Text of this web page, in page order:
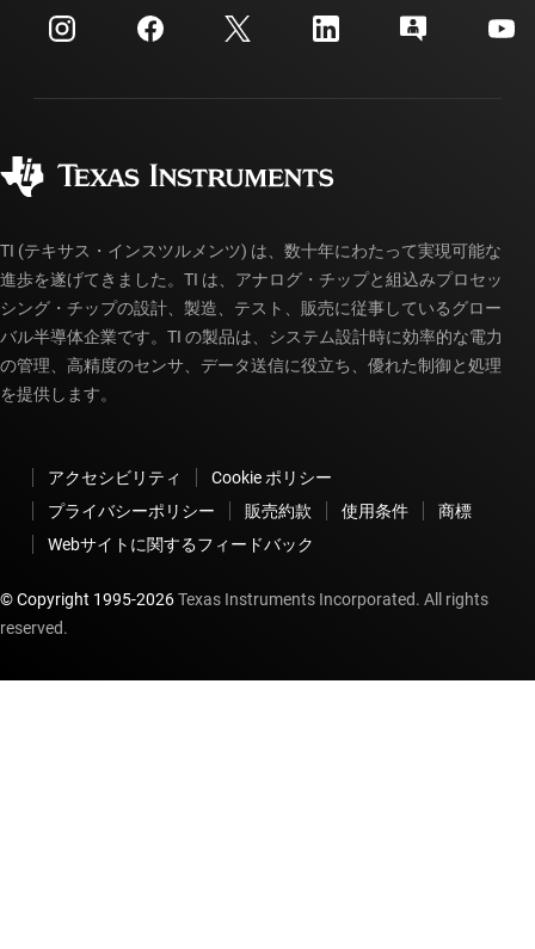
投資家向け情報
製造
カスタマー・サポート・センター
myTI アカウントの FAQ
ご注文に関する FAQ
TI (テキサス・インスツルメンツ) は、数十年にわたって実現可能な
進歩を遂げてきました。TI は、アナログ・チップと組込みプロセッ
シング・チップの設計、製造、テスト、販売に従事しているグロー
バル半導体企業です。TI の製品は、システム設計時に効率的な電力
の管理、高精度のセンサ、データ送信に役立ち、優れた制御と処理
を提供します。
アクセシビリティ
Cookie ポリシー
プライバシーポリシー
販売約款 使用条件
商標
Webサイトに関するフィードバック
© Copyright 1995-2026Texas Instruments Incorporated. All rights
reserved.